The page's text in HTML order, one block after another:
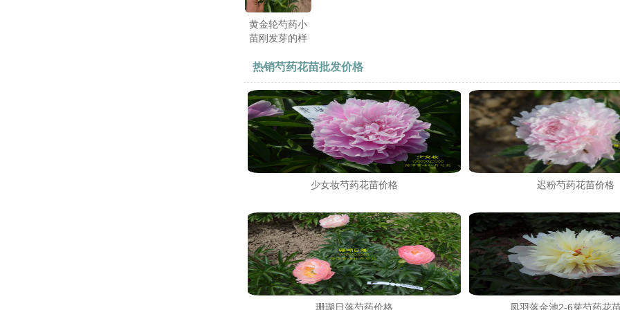
黄金轮芍药小
苗刚发芽的样
热销芍药花苗批发价格
少女妆芍药花苗价格 迟粉芍药花苗价格
珊瑚日落芍药价格 凤羽落金池2-6芽芍药花